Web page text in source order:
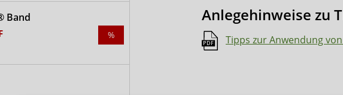
%
Band Anlegehinweise zu
Tipps zur Anwendung